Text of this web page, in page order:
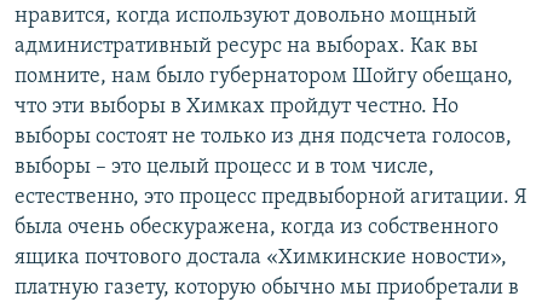
нравится, когда используют довольно мощный
административный ресурс на выборах. Как вы
помните, нам было губернатором Шойгу обещано,
что эти выборы в Химках пройдут честно. Но
выборы состоят не только из дня подсчета голосов,
выборы – это целый процесс и в том числе,
естественно, это процесс предвыборной агитации. Я
была очень обескуражена, когда из собственного
ящика почтового достала «Химкинские новости»,
платную газету, которую обычно мы приобретали в